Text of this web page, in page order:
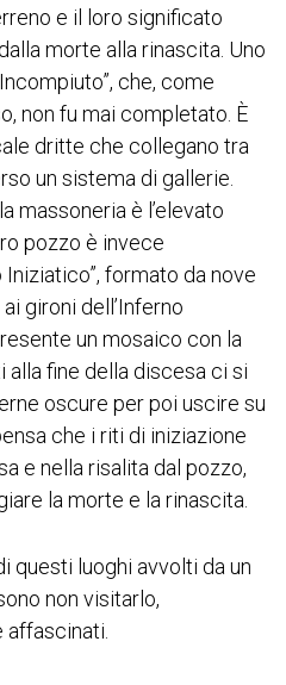
e il loro significato
morte alla rinascita. Uno
che, come
non fu mai completato. È
dritte che collegano tra
un sistema di gallerie.
massoneria è l’elevato
pozzo è invece
formato da nove
gironi dell’Inferno
un mosaico con la
alla fine della discesa ci si
oscure per poi uscire su
che i riti di iniziazione
e nella risalita dal pozzo,
la morte e la rinascita.
questi luoghi avvolti da un
non visitarlo,
affascinati.